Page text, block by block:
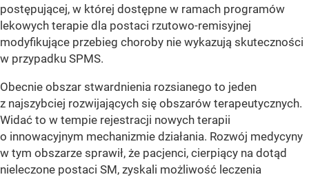
postępującej, w której dostępne w ramach programów
lekowych terapie dla postaci rzutowo-remisyjnej
modyfikujące przebieg choroby nie wykazują skuteczności
w przypadku SPMS.
Obecnie obszar stwardnienia rozsianego to jeden
z najszybciej rozwijających się obszarów terapeutycznych.
Widać to w tempie rejestracji nowych terapii
o innowacyjnym mechanizmie działania. Rozwój medycyny
w tym obszarze sprawił, że pacjenci, cierpiący na dotąd
nieleczone postaci SM, zyskali możliwość leczenia